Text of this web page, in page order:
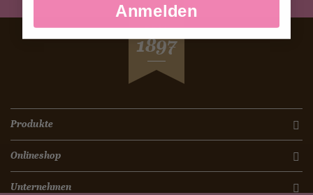
SEIT
1897
Produkte
Onlineshop
Unternehmen
Anmelden